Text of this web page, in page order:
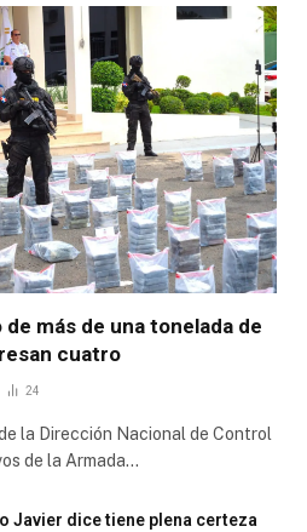
más de una tonelada de
cuatro
24
la Dirección Nacional de Control
de la Armada…
Javier dice tiene plena certeza